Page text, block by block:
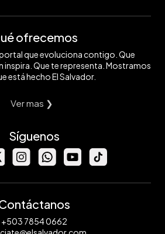
ofrecemos
que evoluciona contigo. Que
Que te representa. Mostramos
está hecho El Salvador.
Ver mas ❯
Síguenos
+503 7854 0662